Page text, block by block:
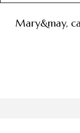
mary&may,